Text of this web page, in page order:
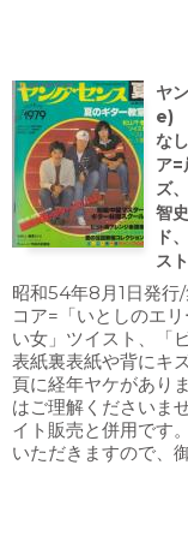
ヤ
e)
な
ア=
ズ
智
ド
ス
昭和54年8月1日発行
コア=「いとしのエ
い女」ツイスト、「
表紙裏表紙や背にキ
頁に経年ヤケがあり
はご理解くださいま
イト販売と併用です
いただきますので、